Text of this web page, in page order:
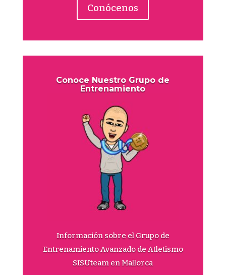
Conócenos
Conoce Nuestro Grupo de
Entrenamiento
Información sobre el Grupo de
Entrenamiento Avanzado de Atletismo
SISUteam en Mallorca